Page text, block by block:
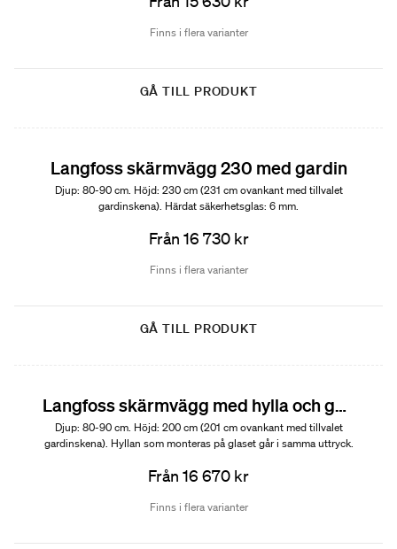
Finns i flera varianter
GÅ TILL PRODUKT
Langfoss skärmvägg 230 med gardin
Djup: 80-90 cm. Höjd: 230 cm (231 cm ovankant med tillvalet
gardinskena). Härdat säkerhetsglas: 6 mm.
Från 16 730 kr
Finns i flera varianter
GÅ TILL PRODUKT
Langfoss skärmvägg med hylla och gardin 200
Djup: 80-90 cm. Höjd: 200 cm (201 cm ovankant med tillvalet
gardinskena). Hyllan som monteras på glaset går i samma uttryck.
Från 16 670 kr
Finns i flera varianter